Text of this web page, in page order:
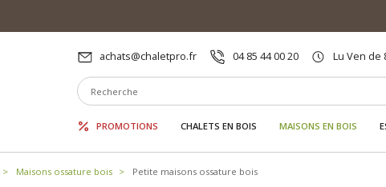
achats@chaletpro.fr 04 85 44 00 20 Lu Ven de
PROMOTIONS CHALETS EN BOIS MAISONS EN BOIS
Maisons ossature bois Petite maisons ossature bois